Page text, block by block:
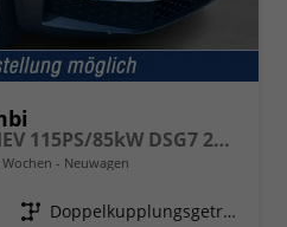
Selection 1.5 eTSI mHEV 115PS/85kW DSG7 2026
Neuwagen
Getriebe
Doppelkupplungsgetriebe (DSG)